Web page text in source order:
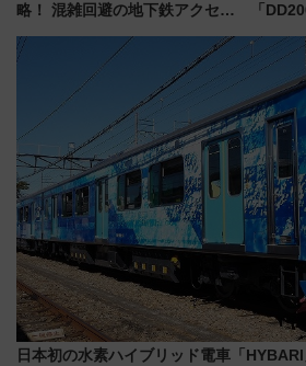
略！ 混雑回避の地下鉄アクセス
火前に楽しむ仙台観光ルートま
「
日本初の水素ハイブリッド電車「